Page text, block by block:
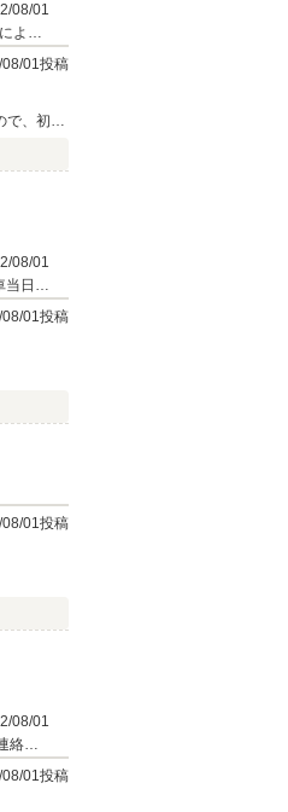
08/01
よる
お01投稿
で、初め
08/01
当日、
具合も
小さ
01投稿
01投稿
08/01
絡下
01投稿